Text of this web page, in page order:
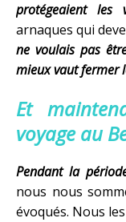
protégeaient les
arnaques qui
ne voulais pas
mieux vaut fermer
Et
voyage au
Pendant la
nous nous
évoqués. Nous